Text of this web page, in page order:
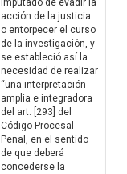
imputado de evadir la
acción de la justicia
o entorpecer el curso
de la investigación, y
se estableció así la
necesidad de realizar
“una interpretación
amplia e integradora
del art. [293] del
Código Procesal
Penal, en el sentido
de que deberá
concederse la